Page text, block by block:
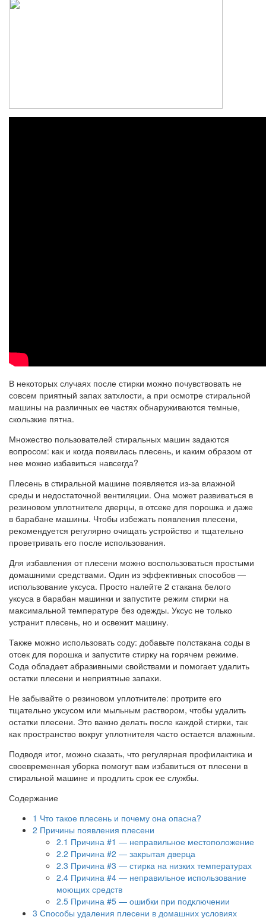
В некоторых случаях после стирки можно почувствовать не
совсем приятный запах затхлости, а при осмотре стиральной
машины на различных ее частях обнаруживаются темные,
скользкие пятна.
Множество пользователей стиральных машин задаются
вопросом: как и когда появилась плесень, и каким образом от
нее можно избавиться навсегда?
Плесень в стиральной машине появляется из-за влажной
среды и недостаточной вентиляции. Она может развиваться в
резиновом уплотнителе дверцы, в отсеке для порошка и даже
в барабане машины. Чтобы избежать появления плесени,
рекомендуется регулярно очищать устройство и тщательно
проветривать его после использования.
Для избавления от плесени можно воспользоваться простыми
домашними средствами. Один из эффективных способов —
использование уксуса. Просто налейте 2 стакана белого
уксуса в барабан машинки и запустите режим стирки на
максимальной температуре без одежды. Уксус не только
устранит плесень, но и освежит машину.
Также можно использовать соду: добавьте полстакана соды в
отсек для порошка и запустите стирку на горячем режиме.
Сода обладает абразивными свойствами и помогает удалить
остатки плесени и неприятные запахи.
Не забывайте о резиновом уплотнителе: протрите его
тщательно уксусом или мыльным раствором, чтобы удалить
остатки плесени. Это важно делать после каждой стирки, так
как пространство вокруг уплотнителя часто остается влажным.
Подводя итог, можно сказать, что регулярная профилактика и
своевременная уборка помогут вам избавиться от плесени в
стиральной машине и продлить срок ее службы.
Содержание
1 Что такое плесень и почему она опасна?
2 Причины появления плесени
2.1 Причина #1 — неправильное местоположение
2.2 Причина #2 — закрытая дверца
2.3 Причина #3 — стирка на низких температурах
2.4 Причина #4 — неправильное использование
моющих средств
2.5 Причина #5 — ошибки при подключении
3 Способы удаления плесени в домашних условиях